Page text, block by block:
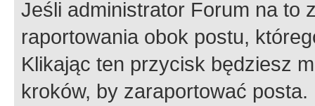
Jeśli administrator Forum na to
raportowania obok postu,
Klikając ten przycisk będziesz
kroków, by zaraportować posta.